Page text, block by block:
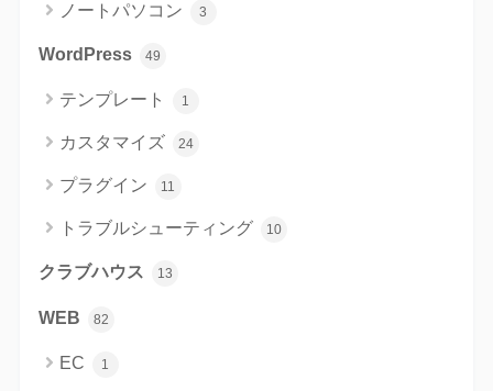
ノートパソコン 3
WordPress 49
テンプレート 1
カスタマイズ 24
プラグイン 11
トラブルシューティング 10
クラブハウス 13
WEB 82
EC 1